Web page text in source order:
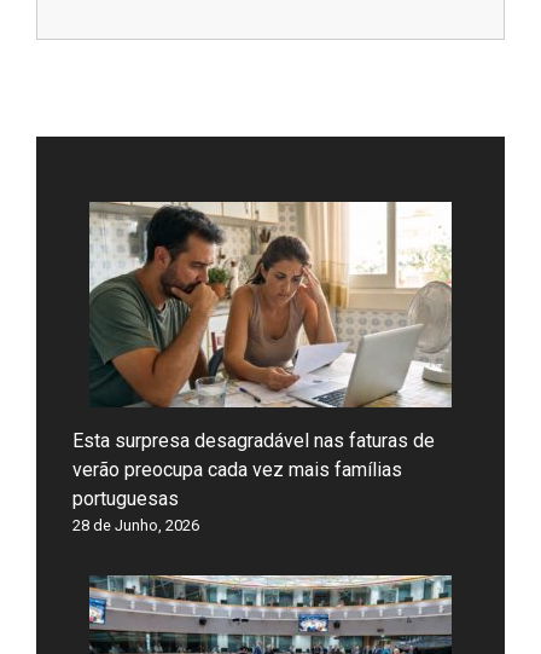
Esta surpresa desagradável nas faturas de
verão preocupa cada vez mais famílias
portuguesas
28 de Junho, 2026